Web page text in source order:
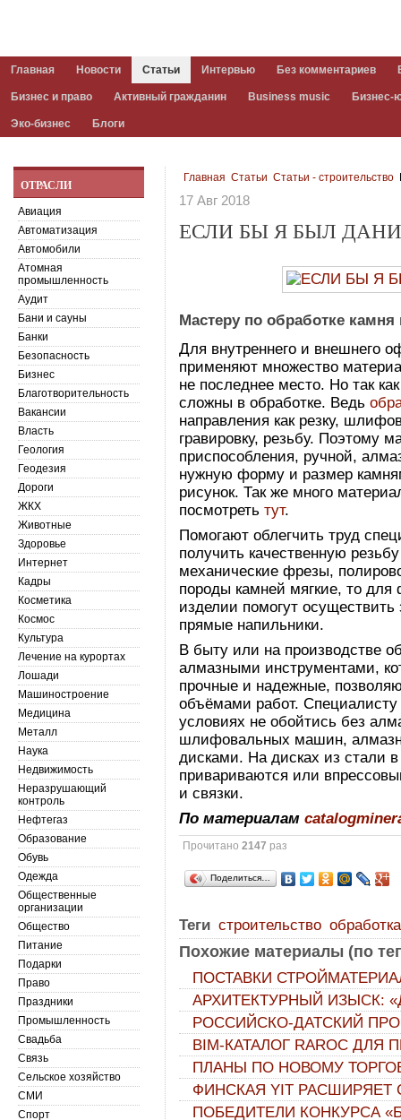
Главная Новости Статьи Интервью Без комментариев
Бизнес и право Активный гражданин Business music Бизнес-
Эко-бизнес Блоги
Главная Статьи Статьи - строительство
17 Авг 2018
ЕСЛИ БЫ Я БЫЛ
Мастеру по обработке
Для внутреннего и внешнего
применяют множество
не последнее место. Но так
сложны в обработке. Ведь
направления как резку,
гравировку, резьбу. Поэтому
приспособления, ручной,
нужную форму и размер
рисунок. Так же много
посмотретьтут.
Помогают облегчить труд
получить качественную
механические фрезы,
породы камней мягкие, то
изделии помогут
прямые напильники.
В быту или на производстве
алмазными инструментами,
прочные и надежные,
объёмами работ.
условиях не обойтись без
шлифовальных машин,
дисками. На дисках из стали
привариваются или
и связки.
По материалам
Прочитано2147 раз
Поделиться…
Теги строительство
Похожие материалы (по
ПОСТАВКИ
АРХИТЕКТУРНЫЙ ИЗЫСК:
РОССИЙСКО-ДАТСКИЙ
ВIМ-КАТАЛОГ RAROC
ПЛАНЫ ПО НОВОМУ
ФИНСКАЯ YIT РАСШИРЯЕТ
ПОБЕДИТЕЛИ КОНКУРСА
ОТРАСЛИ
Авиация
Автоматизация
Автомобили
Атомная
промышленность
Аудит
Бани и сауны
Банки
Безопасность
Бизнес
Благотворительность
Вакансии
Власть
Геология
Геодезия
Дороги
ЖКХ
Животные
Здоровье
Интернет
Кадры
Косметика
Космос
Культура
Лечение на курортах
Лошади
Машиностроение
Медицина
Металл
Наука
Недвижимость
Неразрушающий
контроль
Нефтегаз
Образование
Обувь
Одежда
Общественные
организации
Общество
Питание
Подарки
Право
Праздники
Промышленность
Свадьба
Связь
Сельское хозяйство
СМИ
Спорт